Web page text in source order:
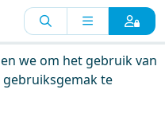
gebruik van
we om het gebruik van
te